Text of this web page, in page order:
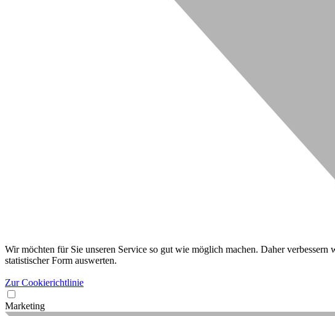
Wir möchten für Sie unseren Service so gut wie möglich machen. Daher
statistischer Form auswerten.
Zur Cookierichtlinie
Marketing